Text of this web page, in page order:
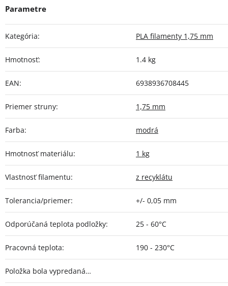
Kategória: PLA filamenty 1,75 mm
Hmotnosť: 1.4 kg
EAN: 6938936708445
Priemer struny: 1,75 mm
Farba: modrá
Hmotnosť materiálu: 1 kg
Vlastnosť filamentu: z recyklátu
Tolerancia/priemer: +/- 0,05 mm
Odporúčaná teplota podložky: 25 - 60°C
Pracovná teplota: 190 - 230°C
Položka bola vypredaná…